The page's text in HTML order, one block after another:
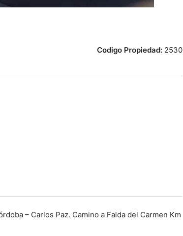
Codigo Propiedad: 2530
– Carlos Paz. Camino a Falda del Carmen Km